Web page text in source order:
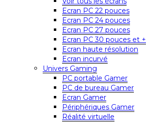
Ecran PC 22 pouces
Ecran PC 24 pouces
Ecran PC 27 pouces
Ecran PC 30 pouces et +
Ecran haute résolution
Ecran incurvé
Univers Gaming
PC portable Gamer
PC de bureau Gamer
Ecran Gamer
Périphériques Gamer
Réalité virtuelle